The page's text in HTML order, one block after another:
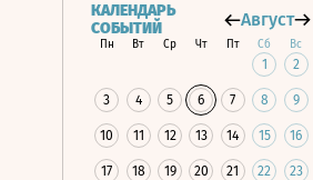
КАЛЕНДАРЬ
СОБЫТИЙ
Август
Пн Вт Ср Чт Пт Сб Вс
1 2
3 4 5 6 7 8 9
10 11 12 13 14 15 16
17 18 19 20 21 22 23